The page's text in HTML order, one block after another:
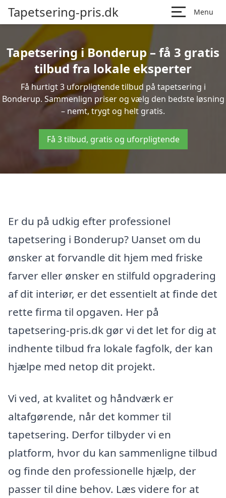
Tapetsering-pris.dk Menu
Tapetsering i Bonderup – få 3 gratis
tilbud fra lokale eksperter
Få hurtigt 3 uforpligtende tilbud på tapetsering i
Bonderup. Sammenlign priser og vælg den bedste løsning
– nemt, trygt og helt gratis.
Få 3 tilbud, gratis og uforpligtende
Er du på udkig efter professionel
tapetsering i Bonderup? Uanset om du
ønsker at forvandle dit hjem med friske
farver eller ønsker en stilfuld opgradering
af dit interiør, er det essentielt at finde det
rette firma til opgaven. Her på
tapetsering-pris.dk gør vi det let for dig at
indhente tilbud fra lokale fagfolk, der kan
hjælpe med netop dit projekt.
Vi ved, at kvalitet og håndværk er
altafgørende, når det kommer til
tapetsering. Derfor tilbyder vi en
platform, hvor du kan sammenligne tilbud
og finde den professionelle hjælp, der
passer til dine behov. Læs videre for at